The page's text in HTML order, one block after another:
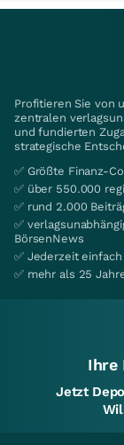
Profitieren Sie von
zentralen
und fundierten
strategische
✅ Größte Finanz-
✅ über 550.000
✅ rund 2.000
✅
BörsenNews
✅ Jederzeit
✅ mehr als 25
Ihre
Jetzt